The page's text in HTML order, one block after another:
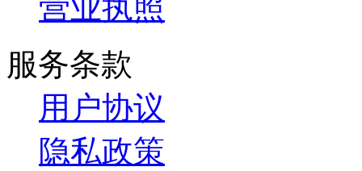
营业执照
服务条款
用户协议
隐私政策